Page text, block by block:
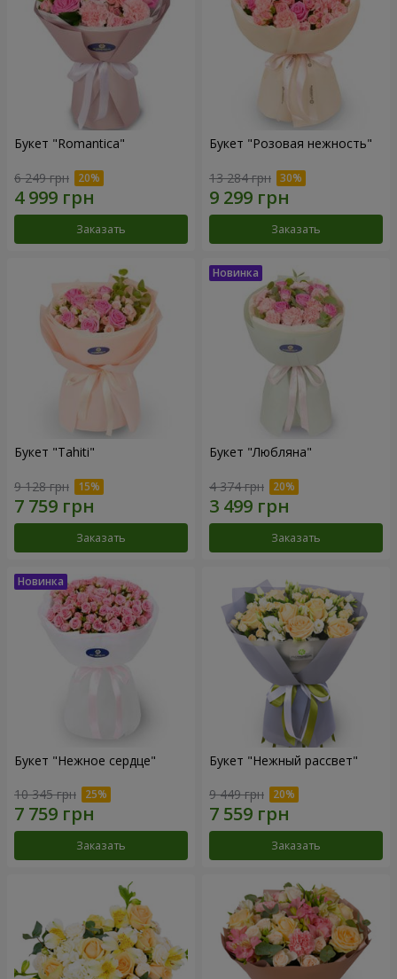
Букет "Romantica"
6 249 грн
Заказать
Букет "Розовая нежность"
13 284 грн
Заказать
Букет "Tahiti"
9 128 грн
Заказать
Букет "Любляна"
4 374 грн
Заказать
Букет "Нежное сердце"
10 345 грн
Заказать
Букет "Нежный рассвет"
9 449 грн
Заказать